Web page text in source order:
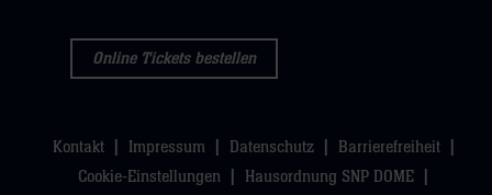
Online Tickets bestellen
Kontakt Impressum Datenschutz
Barrierefreiheit
Cookie-Einstellungen
Hausordnung SNP DOME